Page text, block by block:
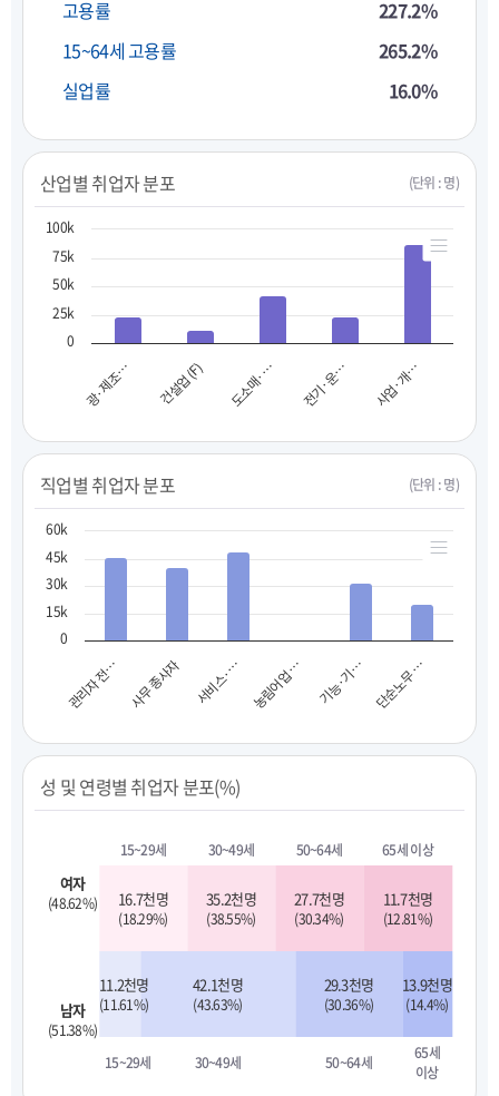
고용률
227.2%
15~64세 고용률
265.2%
실업률
16.0%
산업별 취업자 분포 (단위 : 명)
광·제조… 건설업 (F) 도소매·… 전기·운… 사업·개…
0
25k
50k
75k
100k
직업별 취업자 분포 (단위 : 명)
관리자 전… 사무 종사자 서비스·… 농림어업 … 기능·기… 단순노무 …
0
15k
30k
45k
60k
성 및 연령별 취업자 분포(%)
여자
(48.62%)
15~29세 30~49세 50~64세 65세 이상
16.7천명
(18.29%)
35.2천명
(38.55%)
27.7천명
(30.34%)
11.7천명
(12.81%)
남자
(51.38%)
11.2천명
(11.61%)
42.1천명
(43.63%)
29.3천명
(30.36%)
13.9천명
(14.4%)
15~29세 30~49세 50~64세
65세
이상